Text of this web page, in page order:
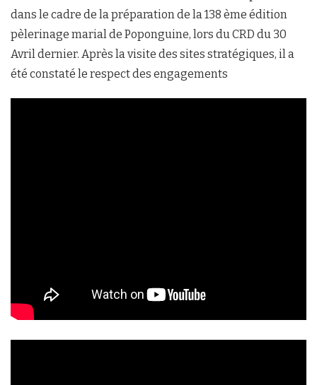
dans le cadre de la préparation de la 138 ème édition
pèlerinage marial de Poponguine, lors du CRD du 30
Avril dernier. Après la visite des sites stratégiques, il a
été constaté le respect des engagements